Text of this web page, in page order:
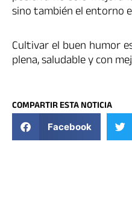
sino también el entorno
Cultivar el buen humor
plena, saludable y con
COMPARTIR ESTA NOTICIA
Facebook